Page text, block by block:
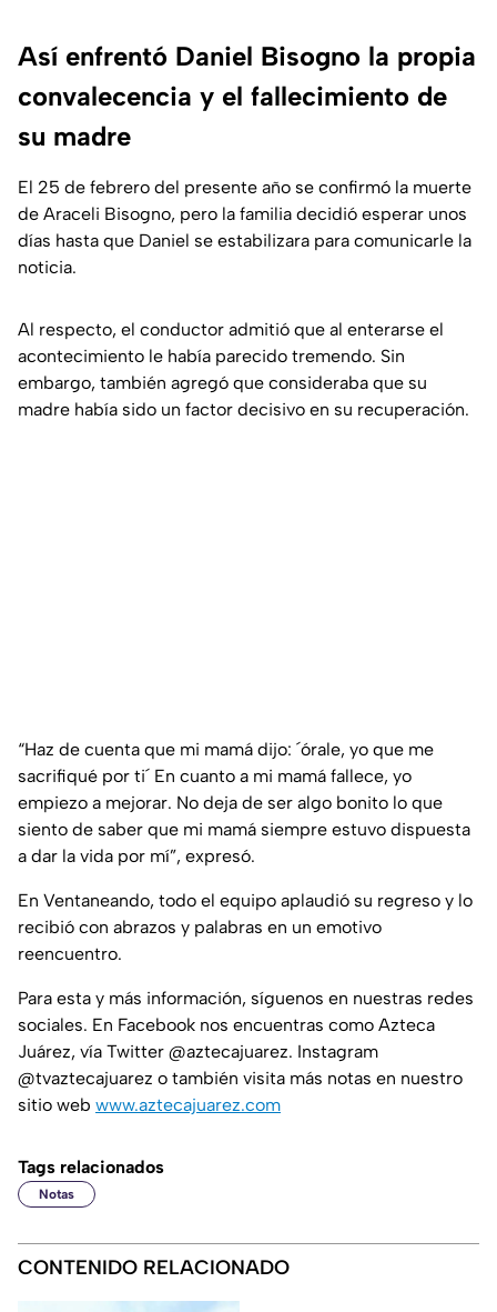
Así enfrentó Daniel Bisogno la propia
convalecencia y el fallecimiento de
su madre
El 25 de febrero del presente año se confirmó la muerte
de Araceli Bisogno, pero la familia decidió esperar unos
días hasta que Daniel se estabilizara para comunicarle la
noticia.
Al respecto, el conductor admitió que al enterarse el
acontecimiento le había parecido tremendo. Sin
embargo, también agregó que consideraba que su
madre había sido un factor decisivo en su recuperación.
“Haz de cuenta que mi mamá dijo: ´órale, yo que me
sacrifiqué por ti´ En cuanto a mi mamá fallece, yo
empiezo a mejorar. No deja de ser algo bonito lo que
siento de saber que mi mamá siempre estuvo dispuesta
a dar la vida por mí”, expresó.
En Ventaneando, todo el equipo aplaudió su regreso y lo
recibió con abrazos y palabras en un emotivo
reencuentro.
Para esta y más información, síguenos en nuestras redes
sociales. En Facebook nos encuentras como Azteca
Juárez, vía Twitter @aztecajuarez. Instagram
@tvaztecajuarez o también visita más notas en nuestro
sitio web www.aztecajuarez.com
Tags relacionados
Notas
CONTENIDO RELACIONADO